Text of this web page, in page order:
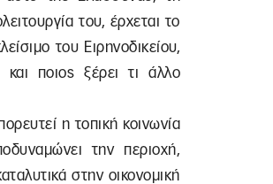
του, έρχεται το
του Ειρηνοδικείου,
ποιος ξέρει τι άλλο
η τοπική κοινωνία
την περιοχή,
στην οικονομική